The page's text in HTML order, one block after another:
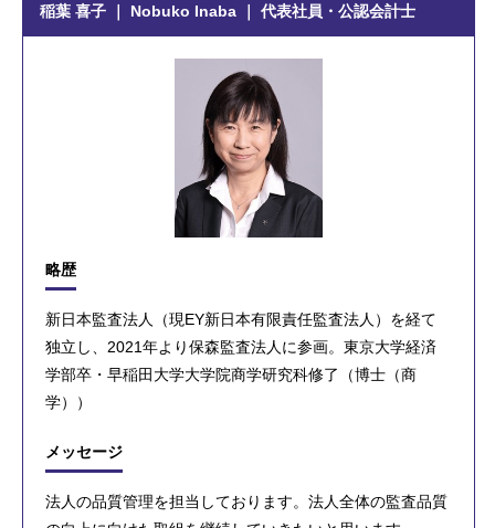
稲葉 喜子 ｜ Nobuko Inaba ｜ 代表社員・公認会計士
略歴
新日本監査法人（現EY新日本有限責任監査法人）を経て
独立し、2021年より保森監査法人に参画。東京大学経済
学部卒・早稲田大学大学院商学研究科修了（博士（商
学））
メッセージ
法人の品質管理を担当しております。法人全体の監査品質